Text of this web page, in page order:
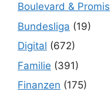
Boulevard & Promis
Bundesliga (19)
Digital (672)
Familie (391)
Finanzen (175)